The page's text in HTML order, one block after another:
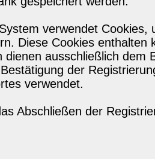
verwendet
Diese Cookies enthalten
dienen ausschließlich dem
der
verwendet.
Abschließen der